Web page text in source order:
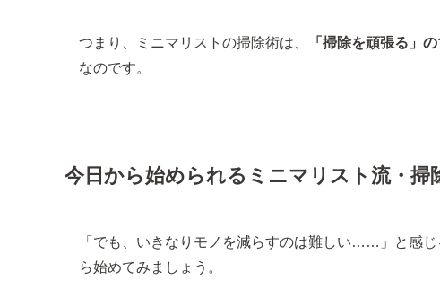
つまり、ミニマリストの掃除術は、 「掃除を頑張る」
なのです。
今日から始められるミニマリスト流・掃
「でも、いきなりモノを減らすのは難しい……」と感
ら始めてみましょう。